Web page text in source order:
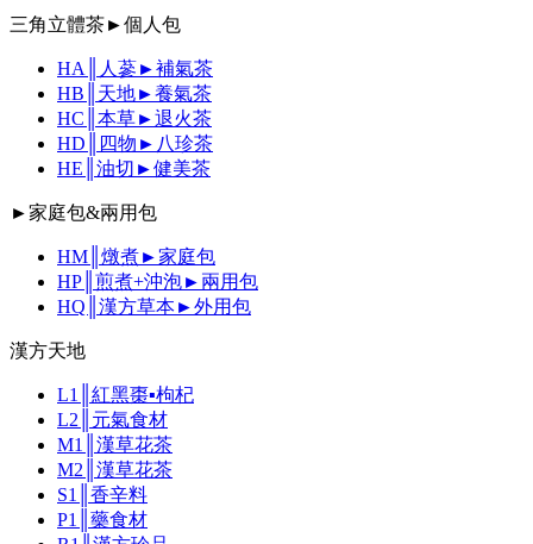
三角立體茶►個人包
HA║人蔘►補氣茶
HB║天地►養氣茶
HC║本草►退火茶
HD║四物►八珍茶
HE║油切►健美茶
►家庭包&兩用包
HM║燉煮►家庭包
HP║煎煮+沖泡►兩用包
HQ║漢方草本►外用包
漢方天地
L1║紅黑棗▪枸杞
L2║元氣食材
M1║漢草花茶
M2║漢草花茶
S1║香辛料
P1║藥食材